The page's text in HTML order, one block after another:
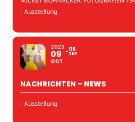
: Ausstellung
2025
09
OCT
06
SEP
NACHRICHTEN – NEWS
: Ausstellung